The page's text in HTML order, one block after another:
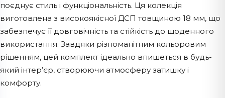
поєднує стиль і функціональність. Ця колекція
виготовлена з високоякісної ДСП товщиною 18 мм, що
забезпечує її довговічність та стійкість до щоденного
використання. Завдяки різноманітним кольоровим
рішенням, цей комплект ідеально впишеться в будь-
який інтер’єр, створюючи атмосферу затишку і
комфорту.